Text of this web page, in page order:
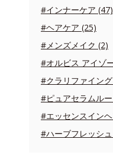
#インナーケア (47)
#ヘアケア (25)
#メンズメイク (2)
#オルビス アイゾ
#クラリファイン
#ピュアセラムル
#エッセンスイン
#ハーブフレッシ